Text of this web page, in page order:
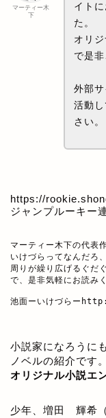
マーティー木
下
イト
た。
オリ
で是非
外部
活動
さい。
https://
ジャンプルーキー
マーティー木下の代表
いけづらってなんだろ
周りが繰り広げるぐだ
で、是非気軽にお読み
池面ーいけづらー
小説家になろうに
ノベルの紹介です。
オリジナル小説エ
少年、増田 輝希